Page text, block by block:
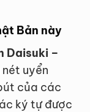
Bản này
Daisuki –
uyển
của các
ký tự được